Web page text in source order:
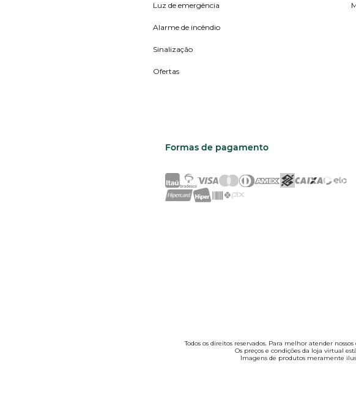
Luz de emergência
Alarme de incêndio
Sinalização
Ofertas
Formas de pagamento
Todos os direitos reservados. Para melhor atender
Os preços e condições da loja virtual
Imagens de produtos meramente